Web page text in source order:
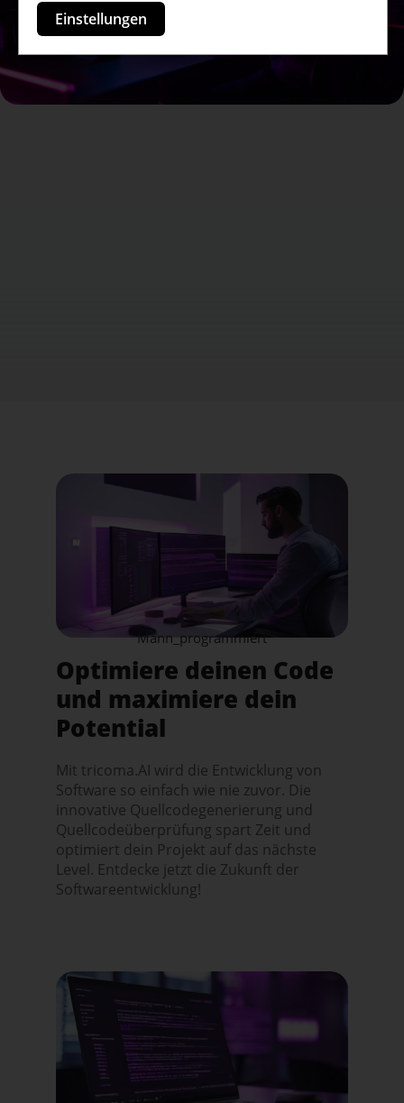
Mann_programmiert
Optimiere deinen Code
und maximiere dein
Potential
Mit tricoma.AI wird die Entwicklung von
Software so einfach wie nie zuvor. Die
innovative Quellcodegenerierung und
Quellcodeüberprüfung spart Zeit und
optimiert dein Projekt auf das nächste
Level. Entdecke jetzt die Zukunft der
Softwareentwicklung!
Einstellungen